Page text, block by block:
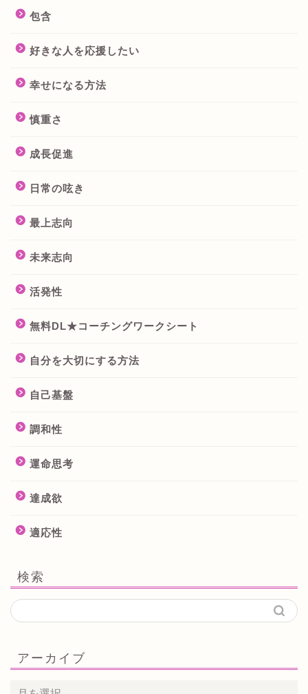
包含
好きな人を応援したい
幸せになる方法
慎重さ
成長促進
日常の呟き
最上志向
未来志向
活発性
無料DL★コーチングワークシート
自分を大切にする方法
自己基盤
調和性
運命思考
達成欲
適応性
検索
アーカイブ